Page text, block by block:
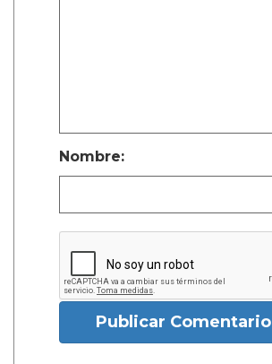
Nombre:
Publicar Comentario